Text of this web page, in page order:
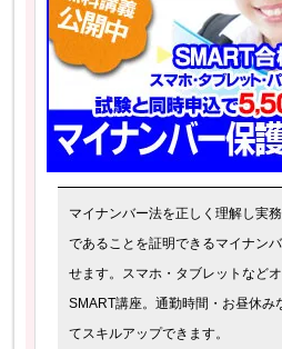
マイナンバー法を正しく理解し実
であることを証明できるマイナン
せます。スマホ・タブレットなど
SMART講座。通勤時間・お昼休み
てスキルアップできます。